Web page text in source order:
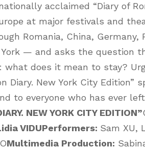
acclaimed “Diary of
at major festivals and
Romania, China, Germany,
— and asks the question
what does it mean to stay?
Diary. New York City Edition”
to everyone who has ever
NEW YORK CITY EDITION”
VIDUPerformers: Sam XU,
Multimedia Production: